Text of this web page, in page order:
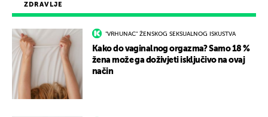
ZDRAVLJE
"VRHUNAC" ŽENSKOG SEKSUALNOG ISKUSTVA
Kako do vaginalnog orgazma? Samo 18 %
žena može ga doživjeti isključivo na ovaj
način